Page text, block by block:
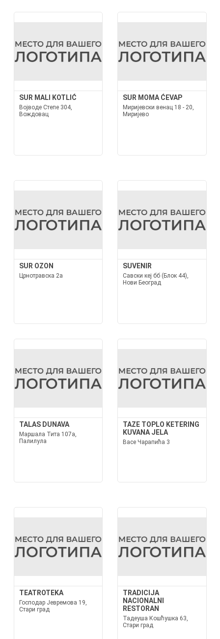
SUR MALI KOTLIĆ
Војводе Степе 304,
Вождовац
SUR MOMA ĆEVAP
Миријевски венац 18 - 20,
Миријево
SUR OZON
Црнотравска 2а
SUVENIR
Савски кеј бб (Блок 44),
Нови Београд
TALAS DUNAVA
Маршала Тита 107а,
Палилула
TAZE TOPLO KETERING
KUVANA JELA
Васе Чарапића 3
TEATROTEKA
Господар Јевремова 19,
Стари град
TRADICIJA
NACIONALNI
RESTORAN
Тадеуша Кошћушка 63,
Стари град